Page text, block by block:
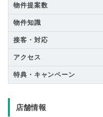
物件提案数
物件知識
接客・対応
アクセス
特典・キャンペーン
店舗情報